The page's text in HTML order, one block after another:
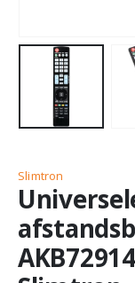
Slimtron